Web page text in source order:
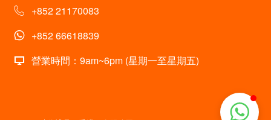
+852 21170083
+852 66618839
營業時間：9am~6pm (星期一至星期五)